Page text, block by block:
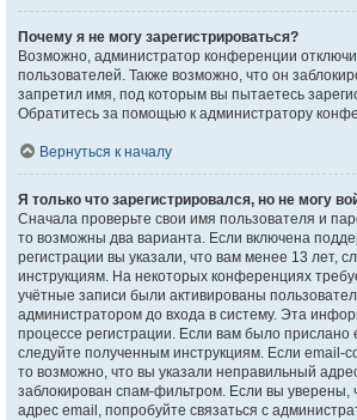
Почему я не могу зарегистрироваться?
Возможно, администратор конференции
пользователей. Также возможно, что он
запретил имя, под которым вы пытаетесь
Обратитесь за помощью к администратору
Вернуться к началу
Я только что зарегистрировался, но не могу
Сначала проверьте свои имя пользователя и
то возможны два варианта. Если включена
регистрации вы указали, что вам менее 13 лет,
инструкциям. На некоторых конференциях
учётные записи были активированы
администратором до входа в систему. Эта
процессе регистрации. Если вам было
следуйте полученным инструкциям. Если email-
то возможно, что вы указали неправильный
заблокирован спам-фильтром. Если вы уверены,
адрес email, попробуйте связаться с